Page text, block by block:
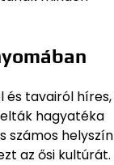
és tavairól híres,
hagyatéka
számos helyszín
az ősi kultúrát.